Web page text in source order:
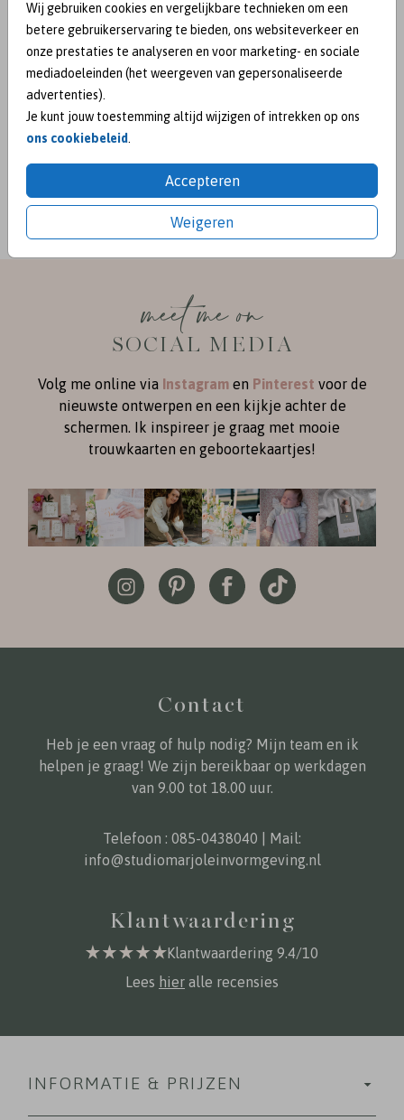
Wij gebruiken cookies en vergelijkbare technieken om een
betere gebruikerservaring te bieden, ons websiteverkeer en
onze prestaties te analyseren en voor marketing- en sociale
mediadoeleinden (het weergeven van gepersonaliseerde
advertenties).
Je kunt jouw toestemming altijd wijzigen of intrekken op ons
ons cookiebeleid
Accepteren
Weigeren
BEKEND VAN:
meet me on
SOCIAL MEDIA
Volg me online via Instagramen Pinterest voor de
nieuwste ontwerpen en een kijkje achter de
schermen. Ik inspireer je graag met mooie
trouwkaarten en geboortekaartjes!
Contact
Heb je een vraag of hulp nodig? Mijn team en ik
helpen je graag! We zijn bereikbaar op werkdagen
van 9.00 tot 18.00 uur.
Telefoon : 085-0438040 | Mail:
info@studiomarjoleinvormgeving.nl
Klantwaardering
Klantwaardering 9.4/10
Lees hier alle recensies
INFORMATIE & PRIJZEN